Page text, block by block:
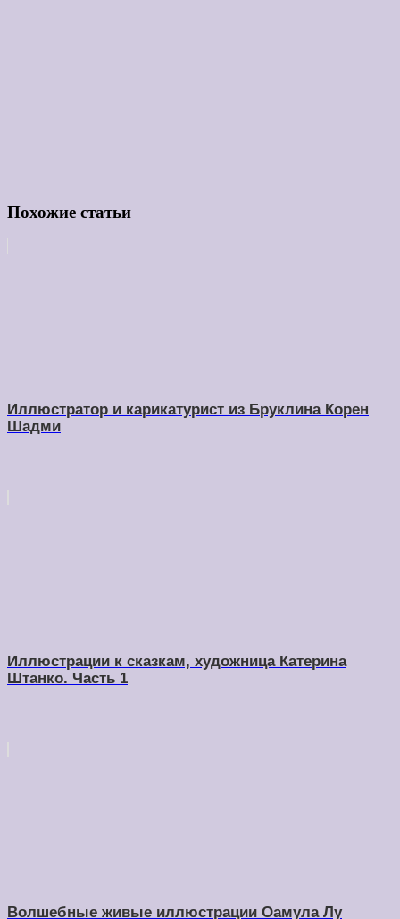
Похожие статьи
Иллюстратор и карикатурист из Бруклина Корен
Шадми
Иллюстрации к сказкам, художница Катерина
Штанко. Часть 1
Волшебные живые иллюстрации Оамула Лу